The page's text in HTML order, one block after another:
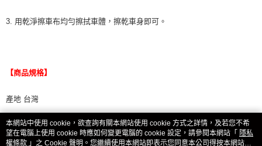
3. 用乾淨擦車布均勻擦拭車體，擦乾車身即可。
【商品規格】
產地 台灣
入數 1入
本網站中使用 cookie，欲查詢有關本網站使用 cookie 方式之詳情，及若您不希
望在電腦上使用 cookie 時應如何變更電腦的 cookie 設定，請參閱本網站「 隱私
權條款 」之 Cookie 聲明。您繼續使用本網站即表示您同意本公司得按本網站使